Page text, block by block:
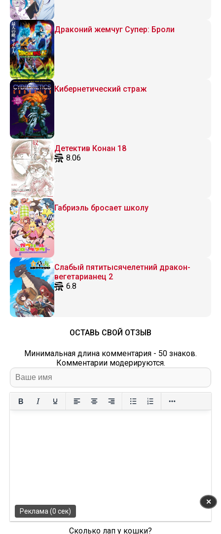
Драконий жемчуг Супер: Броли
Кибернетический страж
Детектив Конан 18
8.06
Габриэль бросает школу
Слабый пятитысячелетний дракон-
вегетарианец 2
6.8
ОСТАВЬ СВОЙ ОТЗЫВ
Минимальная длина комментария - 50 знаков.
Комментарии модерируются.
Сколько лап у кошки?
✕
Реклама (0 сек)